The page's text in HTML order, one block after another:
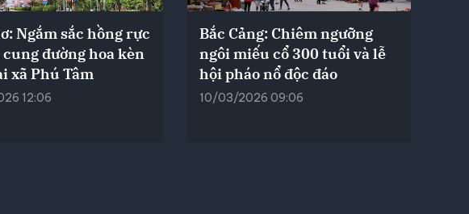
Ngắm sắc hồng rực
đường hoa kèn
xã Phú Tâm
12:06
Bắc Cảng: Chiêm ngưỡng
ngôi miếu cổ 300 tuổi và lễ
hội pháo nổ độc đáo
10/03/2026 09:06